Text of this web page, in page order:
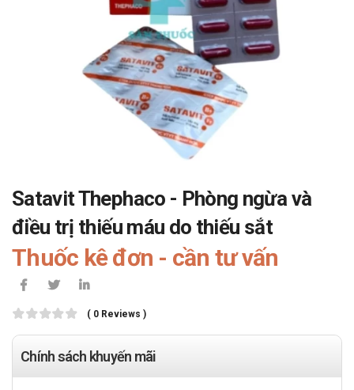
Satavit Thephaco - Phòng ngừa và
điều trị thiếu máu do thiếu sắt
Thuốc kê đơn - cần tư vấn
( 0 Reviews )
Chính sách khuyến mãi